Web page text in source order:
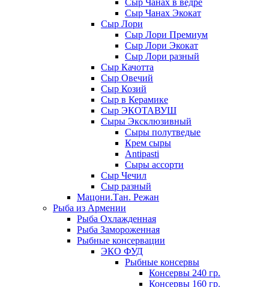
Сыр Чанах в ведре
Сыр Чанах Экокат
Сыр Лори
Сыр Лори Премиум
Сыр Лори Экокат
Сыр Лори разный
Сыр Качотта
Сыр Овечий
Сыр Козий
Сыр в Керамике
Сыр ЭКОТАВУШ
Сыры Эксклюзивный
Сыры полутведые
Крем сыры
Antipasti
Сыры ассорти
Сыр Чечил
Сыр разный
Мацони.Тан. Режан
Рыба из Армении
Рыба Охлажденная
Рыба Замороженная
Рыбные консервации
ЭКО ФУД
Рыбные консервы
Консервы 240 гр.
Консервы 160 гр.